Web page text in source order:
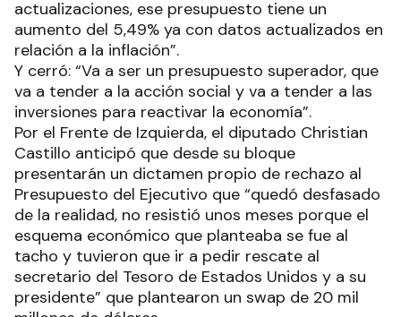
actualizaciones, ese presupuesto tiene un
aumento del 5,49% ya con datos actualizados en
relación a la inflación”.
Y cerró: “Va a ser un presupuesto superador, que
va a tender a la acción social y va a tender a las
inversiones para reactivar la economía”.
Por el Frente de Izquierda, el diputado Christian
Castillo anticipó que desde su bloque
presentarán un dictamen propio de rechazo al
Presupuesto del Ejecutivo que “quedó desfasado
de la realidad, no resistió unos meses porque el
esquema económico que planteaba se fue al
tacho y tuvieron que ir a pedir rescate al
secretario del Tesoro de Estados Unidos y a su
presidente” que plantearon un swap de 20 mil